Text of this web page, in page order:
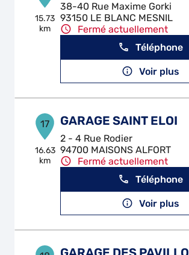
15.73
km
38-40 Rue Maxime Gorki
93150 LE BLANC MESNIL
Fermé actuellement
Téléphone
Voir plus
17
16.63
km
GARAGE SAINT ELOI
2 - 4 Rue Rodier
94700 MAISONS ALFORT
Fermé actuellement
Téléphone
Voir plus